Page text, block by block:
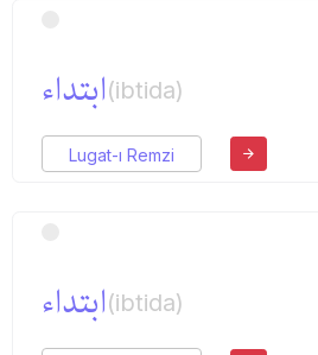
ابتداء(ibtida)
Lugat-ı Remzi
ابتداء(ibtida)